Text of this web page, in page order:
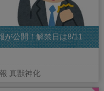
が公開！解禁日は8/11
真獣神化